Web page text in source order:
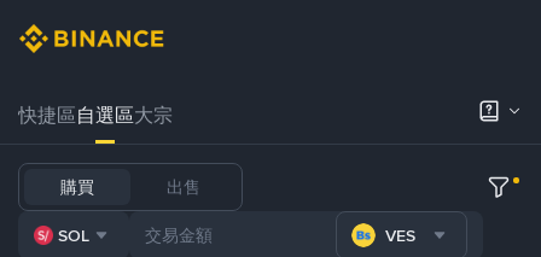
快捷區自選區大宗
購買 出售
SOL VES